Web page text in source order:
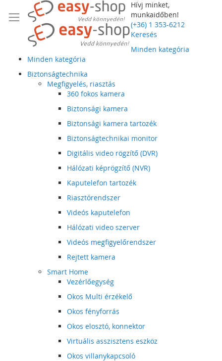
Hívj minket,
munkaidőben!
(+36) 1 353-6212
Keresés
Minden kategória
Minden kategória
Biztonságtechnika
Megfigyelés, riasztás
360 fokos kamera
Biztonsági kamera
Biztonsági kamera tartozék
Biztonságtechnikai monitor
Digitális video rögzítő (DVR)
Hálózati képrögzítő (NVR)
Kaputelefon tartozék
Riasztórendszer
Videós kaputelefon
Hálózati video szerver
Videós megfigyelőrendszer
Rejtett kamera
Smart Home
Vezérlőegység
Okos Multi érzékelő
Okos fényforrás
Okos elosztó, konnektor
Virtuális asszisztens eszköz
Okos villanykapcsoló